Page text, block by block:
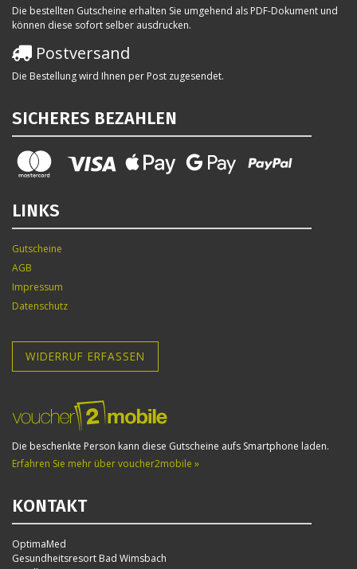
Die bestellten Gutscheine erhalten Sie umgehend als PDF-Dokument und
können diese sofort selber ausdrucken.
Postversand
Die Bestellung wird Ihnen per Post zugesendet.
SICHERES BEZAHLEN
LINKS
Gutscheine
AGB
Impressum
Datenschutz
WIDERRUF ERFASSEN
Die beschenkte Person kann diese Gutscheine aufs Smartphone laden.
Erfahren Sie mehr über voucher2mobile »
KONTAKT
OptimaMed
Gesundheitsresort Bad Wimsbach